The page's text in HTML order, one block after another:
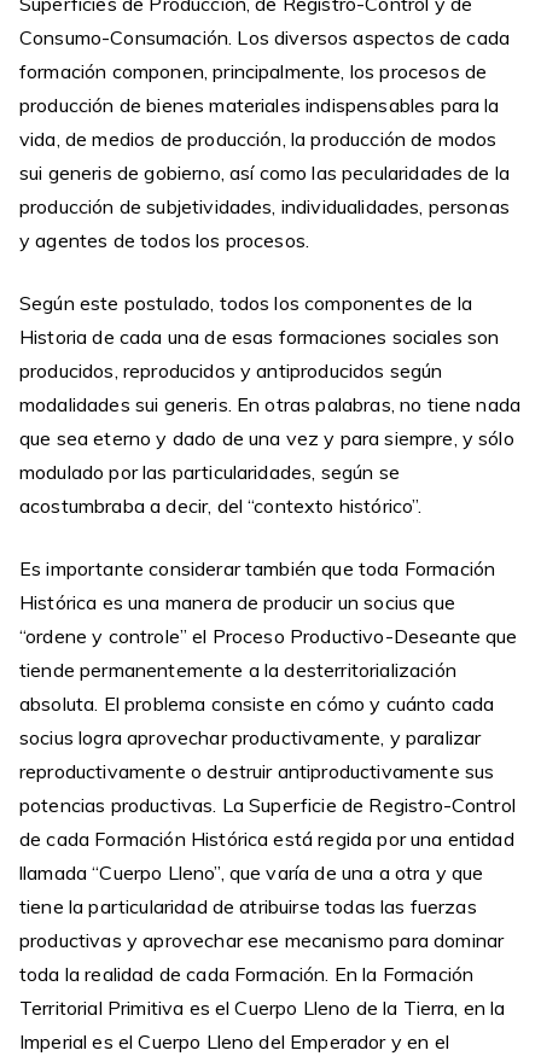
Consumo-Consumación. Los diversos aspectos de cada
formación componen, principalmente, los procesos de
producción de bienes materiales indispensables para la
vida, de medios de producción, la producción de modos
sui generis de gobierno, así como las pecularidades de la
producción de subjetividades, individualidades, personas
y agentes de todos los procesos.
Según este postulado, todos los componentes de la
Historia de cada una de esas formaciones sociales son
producidos, reproducidos y antiproducidos según
modalidades sui generis. En otras palabras, no tiene nada
que sea eterno y dado de una vez y para siempre, y sólo
modulado por las particularidades, según se
acostumbraba a decir, del “contexto histórico”.
Es importante considerar también que toda Formación
Histórica es una manera de producir un socius que
“ordene y controle” el Proceso Productivo-Deseante que
tiende permanentemente a la desterritorialización
absoluta. El problema consiste en cómo y cuánto cada
socius logra aprovechar productivamente, y paralizar
reproductivamente o destruir antiproductivamente sus
potencias productivas. La Superficie de Registro-Control
de cada Formación Histórica está regida por una entidad
llamada “Cuerpo Lleno”, que varía de una a otra y que
tiene la particularidad de atribuirse todas las fuerzas
productivas y aprovechar ese mecanismo para dominar
toda la realidad de cada Formación. En la Formación
Territorial Primitiva es el Cuerpo Lleno de la Tierra, en la
Imperial es el Cuerpo Lleno del Emperador y en el